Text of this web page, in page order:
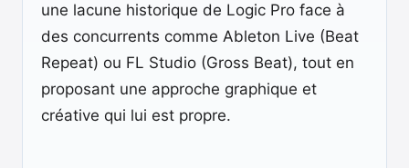
une lacune historique de Logic Pro face à
des concurrents comme Ableton Live (Beat
Repeat) ou FL Studio (Gross Beat), tout en
proposant une approche graphique et
créative qui lui est propre.